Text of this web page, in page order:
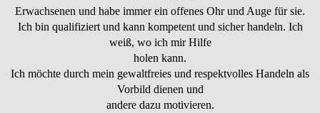
Erwachsenen und habe immer ein offenes Ohr und Auge für sie.
Ich bin qualifiziert und kann kompetent und sicher handeln. Ich
weiß, wo ich mir Hilfe
holen kann.
Ich möchte durch mein gewaltfreies und respektvolles Handeln als
Vorbild dienen und
andere dazu motivieren.